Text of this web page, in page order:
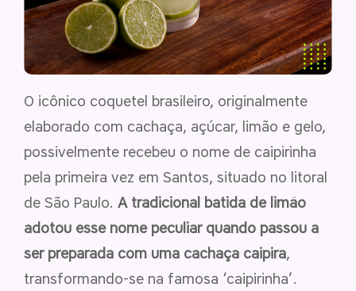
O icônico coquetel brasileiro, originalmente
elaborado com cachaça, açúcar, limão e gelo,
possivelmente recebeu o nome de caipirinha
pela primeira vez em Santos, situado no litoral
de São Paulo. A tradicional batida de limão
adotou esse nome peculiar quando passou a
ser preparada com uma cachaça caipira,
transformando-se na famosa ‘caipirinha’.